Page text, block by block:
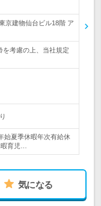
京建物仙台ビル18階 ア
考慮の上、当社規定
始夏季休暇年次有給休
育児…
気になる